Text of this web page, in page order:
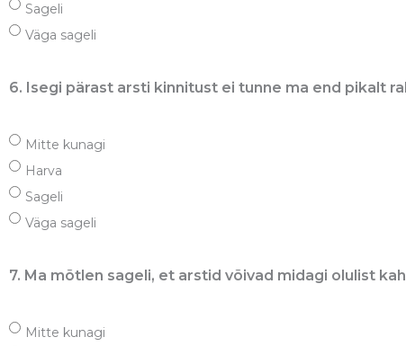
Sageli
Väga sageli
6. Isegi pärast arsti kinnitust ei tunne ma end pikalt
Mitte kunagi
Harva
Sageli
Väga sageli
7. Ma mõtlen sageli, et arstid võivad midagi olulist
Mitte kunagi